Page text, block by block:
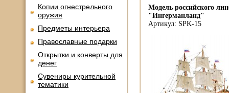
Копии огнестрельного
оружия
Предметы интерьера
Православные подарки
Открытки и конверты для
денег
Сувениры курительной
тематики
Модель российского
"Ингерманланд"
Артикул: SPK-15